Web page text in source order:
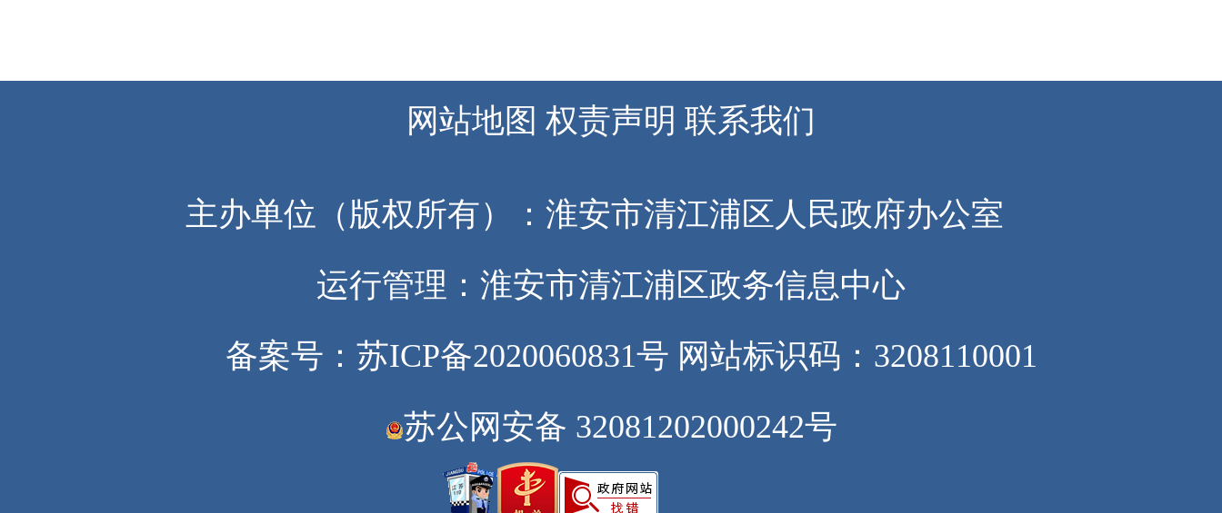
网站地图 权责声明 联系我们
主办单位（版权所有）：淮安市清江浦区人民政府办公室
运行管理：淮安市清江浦区政务信息中心
备案号：苏ICP备2020060831号 网站标识码：3208110001
苏公网安备 32081202000242号